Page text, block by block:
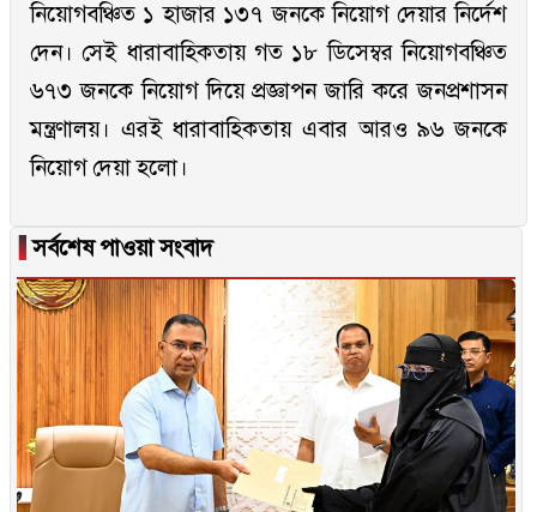
নিয়োগবঞ্চিত ১ হাজার ১৩৭ জনকে নিয়োগ দেয়ার নির্দেশ
দেন। সেই ধারাবাহিকতায় গত ১৮ ডিসেম্বর নিয়োগবঞ্চিত
৬৭৩ জনকে নিয়োগ দিয়ে প্রজ্ঞাপন জারি করে জনপ্রশাসন
মন্ত্রণালয়। এরই ধারাবাহিকতায় এবার আরও ৯৬ জনকে
নিয়োগ দেয়া হলো।
▐সর্বশেষ পাওয়া সংবাদ